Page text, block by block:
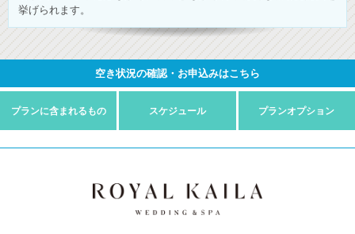
挙げられます。
空き状況の確認・お申込みはこちら
プランに含まれるもの スケジュール プランオプション